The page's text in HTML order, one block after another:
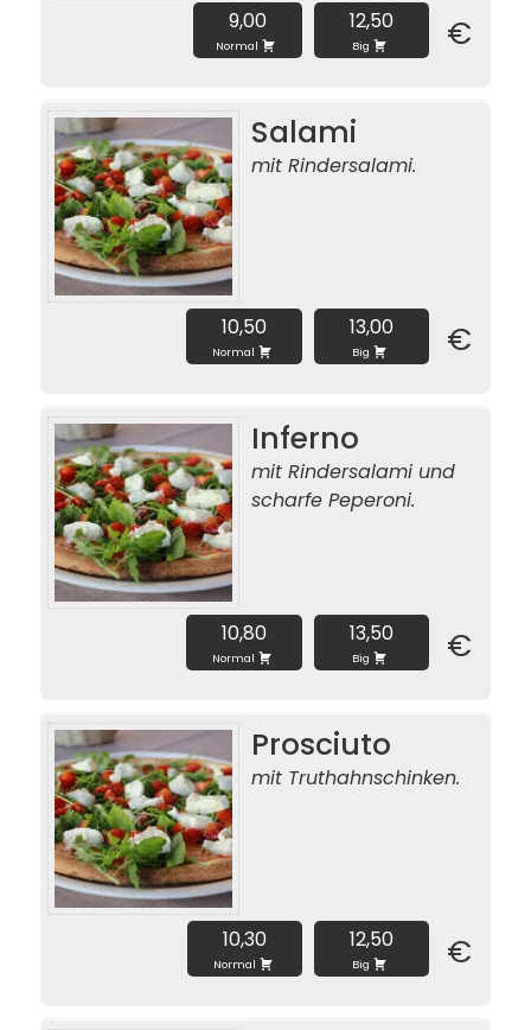
9,00
Normal
12,50
Big €
Salami
10,50
Normal
13,00
Big €
mit Rindersalami.
Inferno
10,80
Normal
13,50
Big €
mit Rindersalami und
scharfe Peperoni.
Prosciuto
10,30
Normal
12,50
Big €
mit Truthahnschinken.